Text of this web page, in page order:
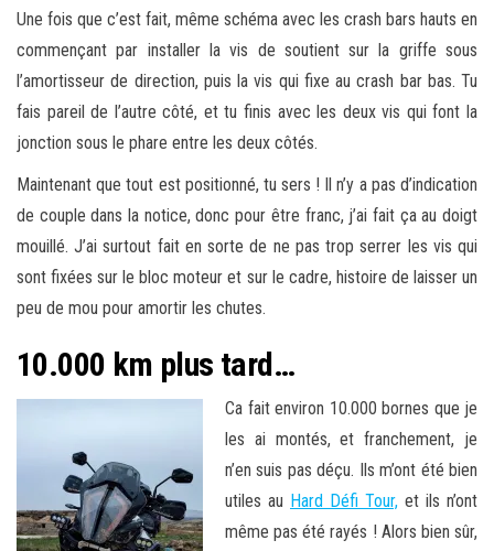
Une fois que c’est fait, même schéma avec les crash bars hauts en
commençant par installer la vis de soutient sur la griffe sous
l’amortisseur de direction, puis la vis qui fixe au crash bar bas. Tu
fais pareil de l’autre côté, et tu finis avec les deux vis qui font la
jonction sous le phare entre les deux côtés.
Maintenant que tout est positionné, tu sers ! Il n’y a pas d’indication
de couple dans la notice, donc pour être franc, j’ai fait ça au doigt
mouillé. J’ai surtout fait en sorte de ne pas trop serrer les vis qui
sont fixées sur le bloc moteur et sur le cadre, histoire de laisser un
peu de mou pour amortir les chutes.
10.000 km plus tard…
Ca fait environ 10.000 bornes que je
les ai montés, et franchement, je
n’en suis pas déçu. Ils m’ont été bien
utiles au Hard Défi Tour, et ils n’ont
même pas été rayés ! Alors bien sûr,